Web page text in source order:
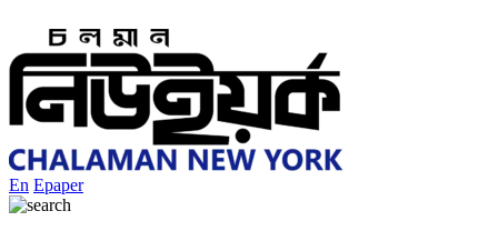
En Epaper